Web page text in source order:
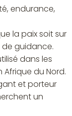
endurance,
la paix soit sur
guidance.
dans les
du Nord.
et porteur
un